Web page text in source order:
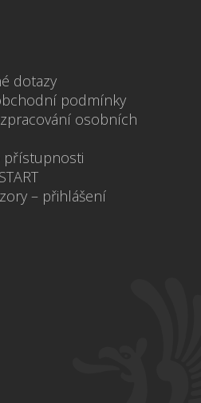
dotazy
podmínky
osobních
přístupnosti
– přihlášení